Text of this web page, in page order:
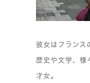
彼女はフランス
歴史や文学、様
才女。